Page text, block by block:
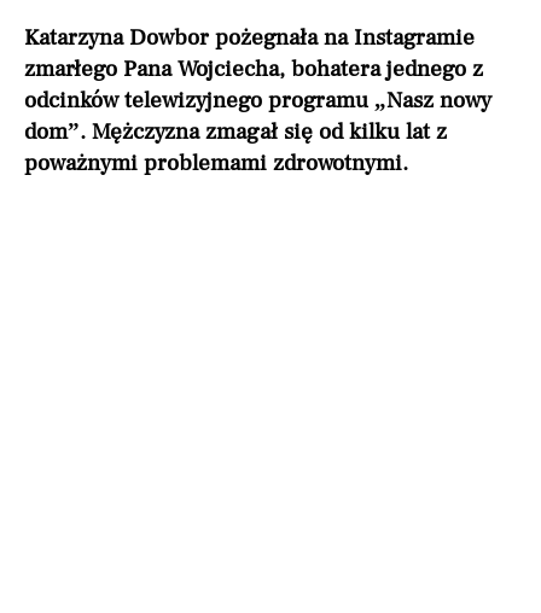
Katarzyna Dowbor pożegnała na Instagramie
zmarłego Pana Wojciecha, bohatera jednego z
odcinków telewizyjnego programu „Nasz nowy
dom”. Mężczyzna zmagał się od kilku lat z
poważnymi problemami zdrowotnymi.